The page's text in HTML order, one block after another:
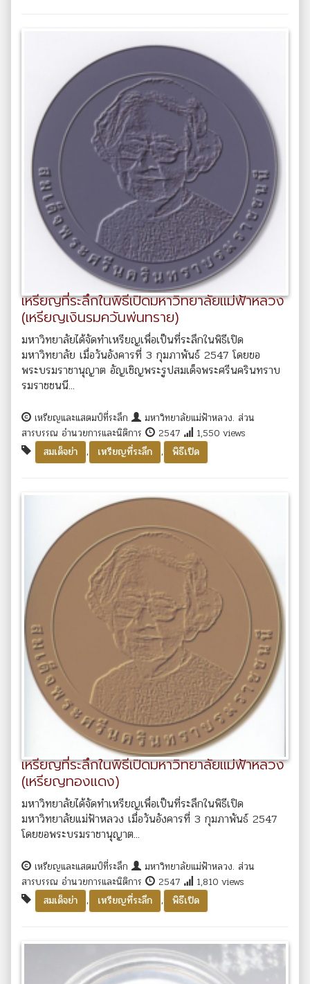
เหรียญที่ระลึกในพิธีเปิดมหาวิทยาลัยแม่ฟ้าหลวง
(เหรียญเงินรมควันพ่นทราย)
มหาวิทยาลัยได้จัดทำเหรียญเพื่อเป็นที่ระลึกในพิธีเปิด
มหาวิทยาลัย เมื่อวันอังคารที่ 3 กุมภาพันธ์ 2547 โดยขอ
พระบรมราชานุญาต อัญเชิญพระรูปสมเด็จพระศรีนครินทราบ
รมราชชนนี...
เหรียญและแสตมป์ที่ระลึก
มหาวิทยาลัยแม่ฟ้าหลวง. ส่วน
สารบรรณ อำนวยการและนิติการ
2547
1,550 views
สมเด็จย่า
, เหรียญที่ระลึก , พิธีเปิด
เหรียญที่ระลึกในพิธีเปิดมหาวิทยาลัยแม่ฟ้าหลวง
(เหรียญทองแดง)
มหาวิทยาลัยได้จัดทำเหรียญเพื่อเป็นที่ระลึกในพิธีเปิด
มหาวิทยาลัยแม่ฟ้าหลวง เมื่อวันอังคารที่ 3 กุมภาพันธ์ 2547
โดยขอพระบรมราชานุญาต...
เหรียญและแสตมป์ที่ระลึก
มหาวิทยาลัยแม่ฟ้าหลวง. ส่วน
สารบรรณ อำนวยการและนิติการ
2547
1,810 views
สมเด็จย่า
, เหรียญที่ระลึก , พิธีเปิด